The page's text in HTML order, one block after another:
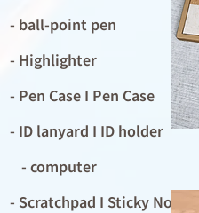
- ball-point pen
- Highlighter
- Pen Case I Pen Case
- ID lanyard I ID holder
- computer
- Scratchpad I Sticky Notes